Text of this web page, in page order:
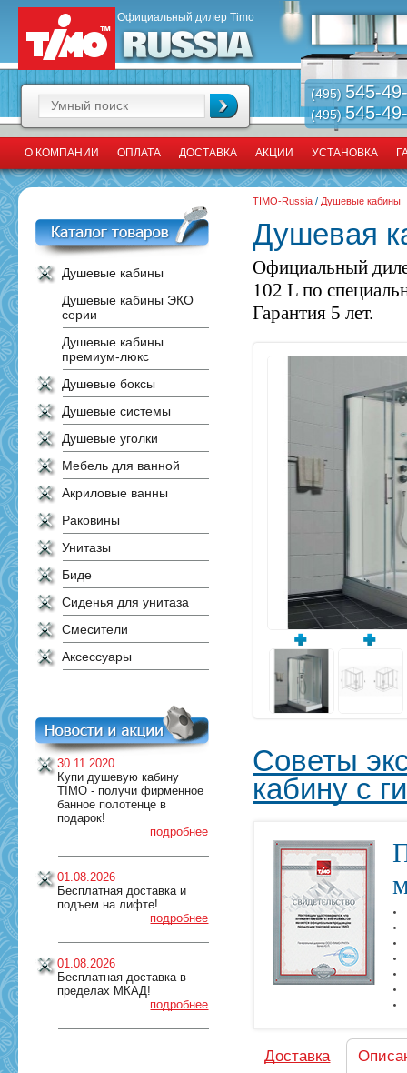
Официальный дилер Timo
(495) 545-
(495)545-
О КОМПАНИИ ОПЛАТА ДОСТАВКА АКЦИИ УСТАНОВКА
Душевые кабины
Душевые кабины ЭКО
серии
Душевые кабины
премиум-люкс
Душевые боксы
Душевые системы
Душевые уголки
Мебель для ванной
Акриловые ванны
Раковины
Унитазы
Биде
Сиденья для унитаза
Смесители
Аксессуары
30.11.2020
Купи душевую кабину
TIMO - получи фирменное
банное полотенце в
подарок!
подробнее
01.08.2026
Бесплатная доставка и
подъем на лифте!
подробнее
01.08.2026
Бесплатная доставка в
пределах МКАД!
подробнее
TIMO-Russia / Душевые кабины
Душевая
Официальный
102 L по
Гарантия 5 лет.
Советы
кабину с
Доставка